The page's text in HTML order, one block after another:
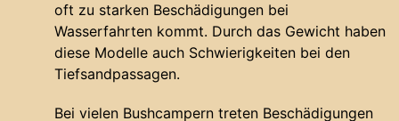
oft zu starken Beschädigungen bei
Wasserfahrten kommt. Durch das Gewicht haben
diese Modelle auch Schwierigkeiten bei den
Tiefsandpassagen.
Bei vielen Bushcampern treten Beschädigungen